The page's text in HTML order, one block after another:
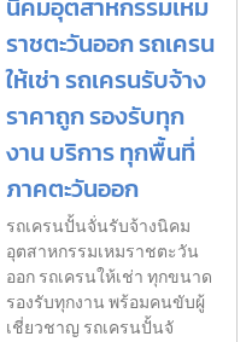
ราชตะวันออก รถเครน
ให้เช่า รถเครนรับจ้าง
ราคาถูก รองรับทุก
งาน บริการ ทุกพื้นที่
ภาคตะวันออก
รถเครนปั้นจั่นรับจ้างนิคม
อุตสาหกรรมเหมราชตะวัน
ออก รถเครนให้เช่า ทุกขนาด
รองรับทุกงาน พร้อมคนขับผู้
เชี่ยวชาญ รถเครนปั้นจั